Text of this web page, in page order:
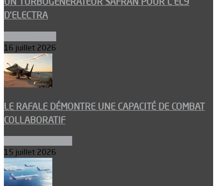
D’ELECTRA
16 juillet 2026
LE RAFALE DÉMONTRE UNE CAPACITÉ DE COMBAT
COLLABORATIF
15 juillet 2026